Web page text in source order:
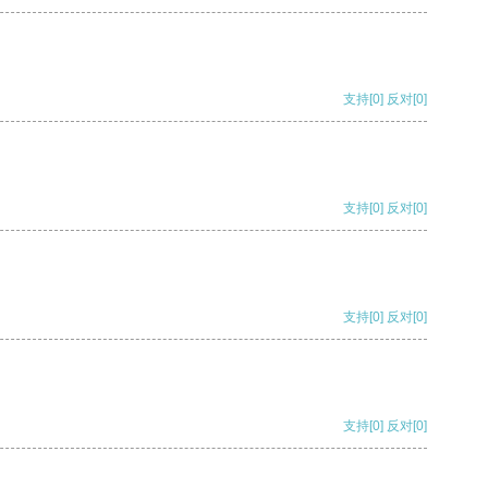
支持[0] 反对[0]
支持[0] 反对[0]
支持[0] 反对[0]
支持[0] 反对[0]